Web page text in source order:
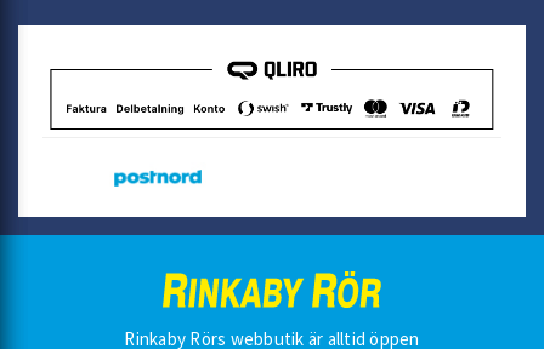
Rinkaby Rörs webbutik är alltid öppen